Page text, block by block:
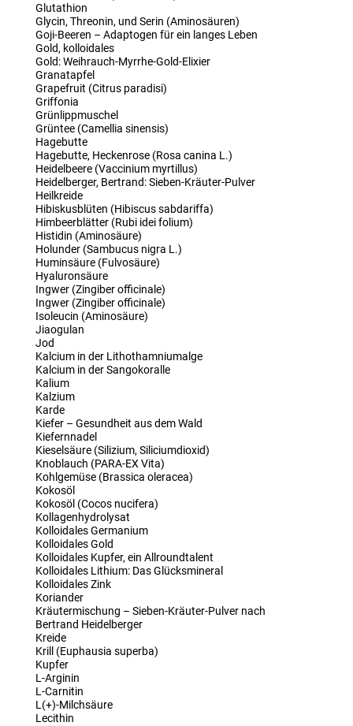
Glutathion
Glycin, Threonin, und Serin (Aminosäuren)
Goji-Beeren – Adaptogen für ein langes Leben
Gold, kolloidales
Gold: Weihrauch-Myrrhe-Gold-Elixier
Granatapfel
Grapefruit (Citrus paradisi)
Griffonia
Grünlippmuschel
Grüntee (Camellia sinensis)
Hagebutte
Hagebutte, Heckenrose (Rosa canina L.)
Heidelbeere (Vaccinium myrtillus)
Heidelberger, Bertrand: Sieben-Kräuter-Pulver
Heilkreide
Hibiskusblüten (Hibiscus sabdariffa)
Himbeerblätter (Rubi idei folium)
Histidin (Aminosäure)
Holunder (Sambucus nigra L.)
Huminsäure (Fulvosäure)
Hyaluronsäure
Ingwer (Zingiber officinale)
Ingwer (Zingiber officinale)
Isoleucin (Aminosäure)
Jiaogulan
Jod
Kalcium in der Lithothamniumalge
Kalcium in der Sangokoralle
Kalium
Kalzium
Karde
Kiefer – Gesundheit aus dem Wald
Kiefernnadel
Kieselsäure (Silizium, Siliciumdioxid)
Knoblauch (PARA-EX Vita)
Kohlgemüse (Brassica oleracea)
Kokosöl
Kokosöl (Cocos nucifera)
Kollagenhydrolysat
Kolloidales Germanium
Kolloidales Gold
Kolloidales Kupfer, ein Allroundtalent
Kolloidales Lithium: Das Glücksmineral
Kolloidales Zink
Koriander
Kräutermischung – Sieben-Kräuter-Pulver nach
Bertrand Heidelberger
Kreide
Krill (Euphausia superba)
Kupfer
L-Arginin
L-Carnitin
L(+)-Milchsäure
Lecithin